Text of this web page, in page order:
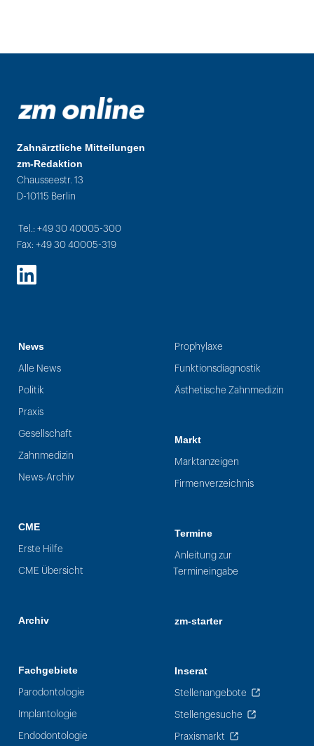
Zahnärztliche Mitteilungen
zm-Redaktion
Chausseestr. 13
D-10115 Berlin
Tel.: +49 30 40005-300
Fax: +49 30 40005-319
LinkedIn
News
Alle News
Politik
Praxis
Gesellschaft
Zahnmedizin
News-Archiv
CME
Erste Hilfe
CME Übersicht
Archiv
Fachgebiete
Parodontologie
Implantologie
Endodontologie
Prophylaxe
Funktionsdiagnostik
Ästhetische Zahnmedizin
Markt
Marktanzeigen
Firmenverzeichnis
Termine
Anleitung zur
Termineingabe
zm-starter
Inserat
Stellenangebote
Stellengesuche
Praxismarkt